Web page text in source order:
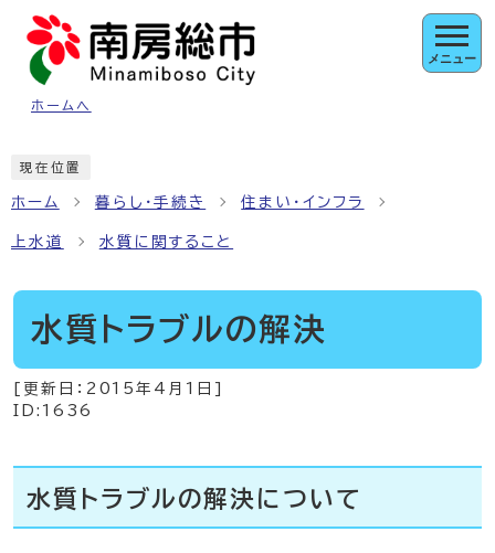
ページの先頭です
ホームへ
メニュー
現在位置
ホーム 暮らし・手続き 住まい・インフラ
上水道 水質に関すること
水質トラブルの解決
[更新日： 2015年4月1日
ID:1636
水質トラブルの解決について